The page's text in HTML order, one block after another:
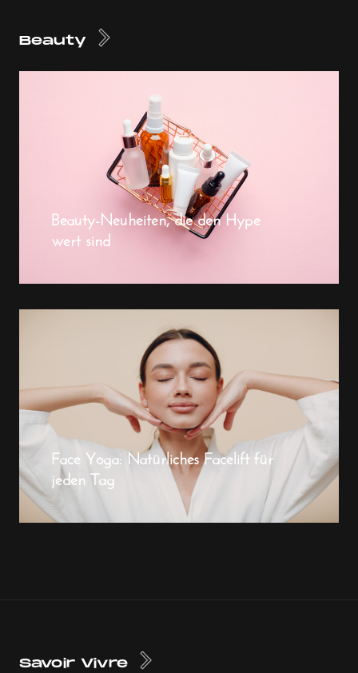
Beauty
Beauty-Neuheiten, die den Hype
wert sind
Face Yoga: Natürliches Facelift für
jeden Tag
Savoir Vivre